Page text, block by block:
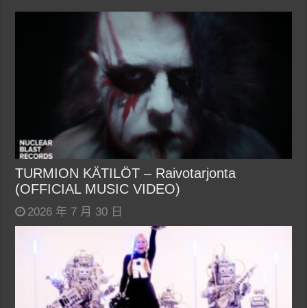
TURMION KÄTILÖT – Raivotarjonta
(OFFICIAL MUSIC VIDEO)
2026 年 7 月 30 日